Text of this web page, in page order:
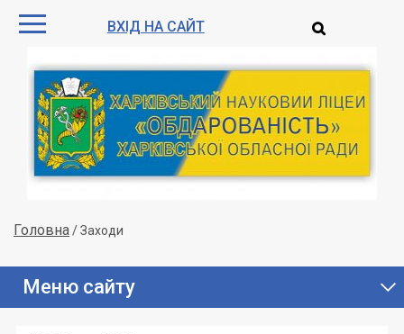
ВХІД НА САЙТ
Головна/Заходи
Меню сайту